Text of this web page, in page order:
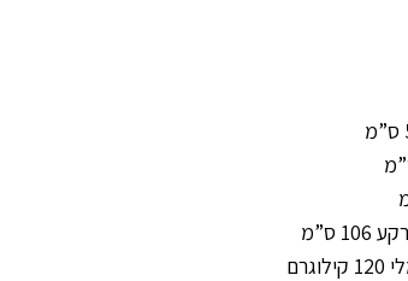
ס”מ